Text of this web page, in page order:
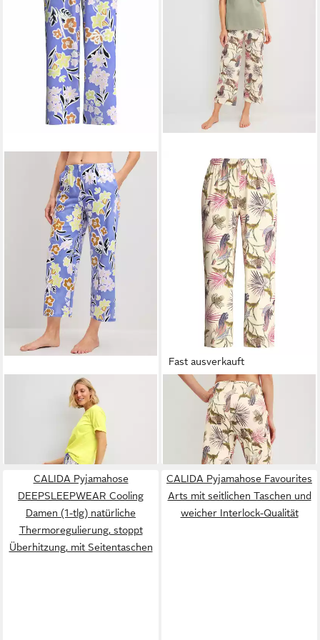
Pyjamahose Late
Bloom M&M Damen (1-tlg)
Seitentaschen, weich,
elastischer Bund
Fast ausverkauft
CALIDASchlafhose
Favourites Arts mit Allover-
Print, in weicher Single-
Jersey-Qualität
39,99 € UVP49,95 €
CALIDA Pyjamahose
DEEPSLEEPWEAR Cooling
Damen (1-tlg) natürliche
Thermoregulierung, stoppt
Überhitzung, mit Seitentaschen
CALIDA Pyjamahose Favourites
Arts mit seitlichen Taschen und
weicher Interlock-Qualität